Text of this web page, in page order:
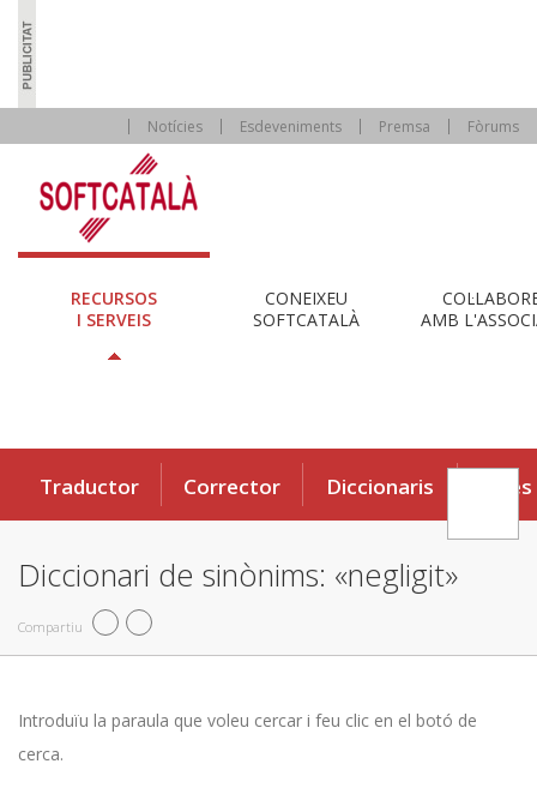
Notícies Esdeveniments Premsa Fòrums
RECURSOS
I SERVEIS
CONEIXEU
SOFTCATALÀ
AMB
Traductor Corrector Diccionaris Eines
Diccionari de sinònims: «negligit»
Compartiu
Introduïu la paraula que voleu cercar i feu clic en el botó de
cerca.